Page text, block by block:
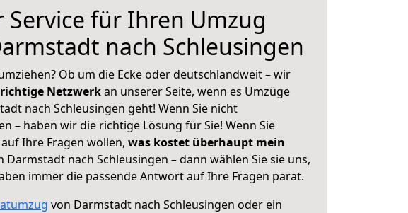
Service für Ihren Umzug
nach Schleusingen
Ob um die Ecke oder deutschlandweit – wir
richtige Netzwerkan unserer Seite, wenn es Umzüge
nach Schleusingen geht! Wenn Sie nicht
– haben wir die richtige Lösung für Sie! Wenn Sie
Ihre Fragen wollen, was kostet überhaupt mein
Darmstadt nach Schleusingen – dann wählen Sie sie uns,
immer die passende Antwort auf Ihre Fragen parat.
von Darmstadt nach Schleusingen oder ein